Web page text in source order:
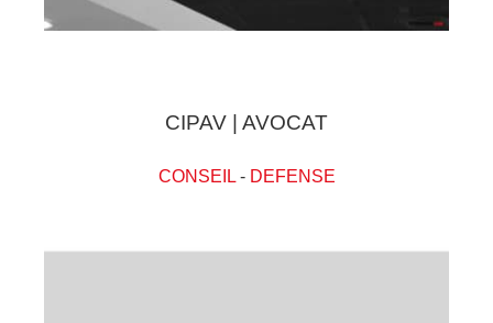
CIPAV | AVOCAT
CONSEIL- DEFENSE